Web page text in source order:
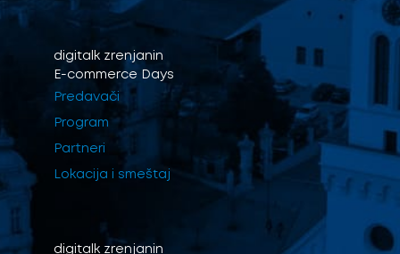
digitalk zrenjanin
E-commerce Days
Predavači
Program
Partneri
Lokacija i smeštaj
digitalk zrenjanin